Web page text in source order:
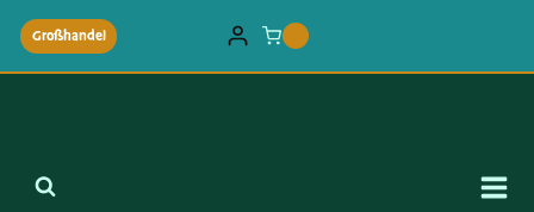
Zum
Inhalt
springen
Großhandel